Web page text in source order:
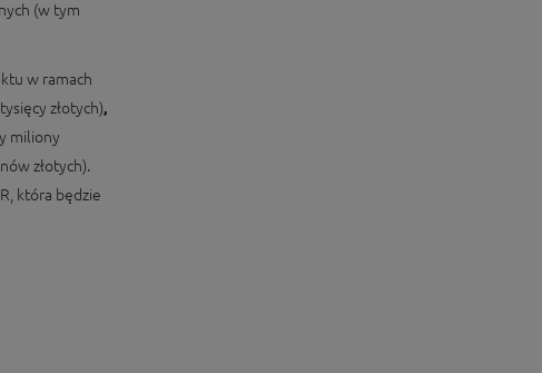
(w tym
w ramach
złotych),
miliony
złotych).
która będzie